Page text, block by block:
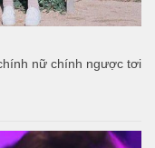
nữ chính ngược tơi